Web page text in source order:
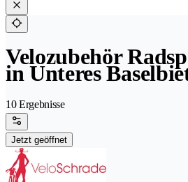
Velozubehör
in Unteres
10 Ergebnisse
Jetzt geöffnet